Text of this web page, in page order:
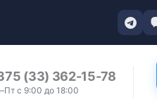
(33) 362-15-78
с 9:00 до 18:00